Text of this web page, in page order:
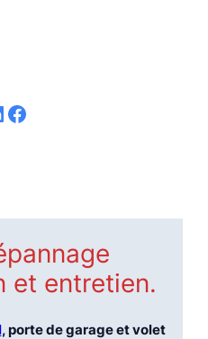
Facebook
et entretien.
, porte de garage et volet